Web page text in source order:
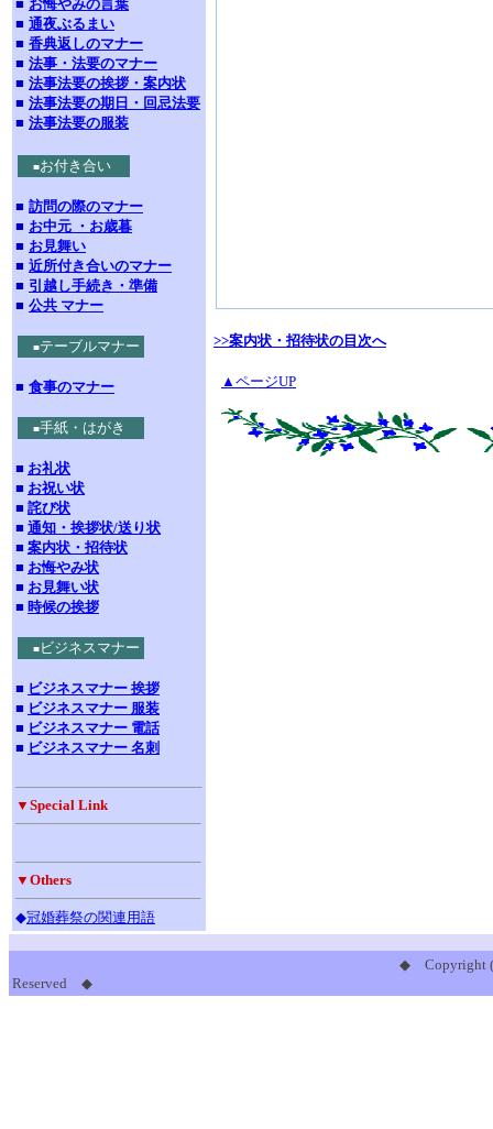
>>案内状・招待状の目次へ
▲ページUP
■ お悔やみの言葉
■ 通夜ぶるまい
■ 香典返しのマナー
■ 法事・法要のマナー
■ 法事法要の挨拶・案内状
■ 法事法要の期日・回忌法要
■ 法事法要の服装
■お付き合い
■ 訪問の際のマナー
■ お中元 ・お歳暮
■ お見舞い
■ 近所付き合いのマナー
■ 引越し手続き・準備
■ 公共 マナー
■テーブルマナー
■ 食事のマナー
■手紙・はがき
■ お礼状
■ お祝い状
■ 詫び状
■ 通知・挨拶状/送り状
■ 案内状・招待状
■ お悔やみ状
■ お見舞い状
■ 時候の挨拶
■ビジネスマナー
■ ビジネスマナー 挨拶
■ ビジネスマナー 服装
■ ビジネスマナー 電話
■ ビジネスマナー 名刺
▼ Special Link
▼Others
◆冠婚葬祭の関連用語
◆ Copyright
Reserved ◆